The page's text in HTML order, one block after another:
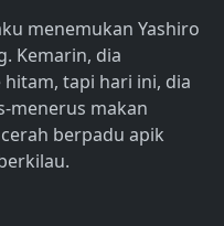
menemukan Yashiro
Kemarin, dia
tapi hari ini, dia
menerus makan
berpadu apik